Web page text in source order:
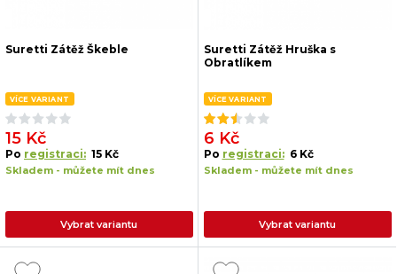
Suretti Zátěž Škeble
VÍCE VARIANT
15 Kč
Po registraci: 15 Kč
Skladem - můžete mít dnes
Vybrat variantu
Suretti Zátěž Hruška s
Obratlíkem
VÍCE VARIANT
6 Kč
Po registraci: 6 Kč
Skladem - můžete mít dnes
Vybrat variantu